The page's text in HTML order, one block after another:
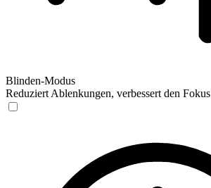
Blinden-Modus
Reduziert Ablenkungen, verbessert den Fokus